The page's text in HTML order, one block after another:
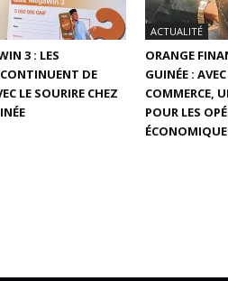
3 : LES
DE
LE SOURIRE CHEZ
ACTUALITÉ
ORANGE
GUINÉE :
COMMERCE,
POUR LES